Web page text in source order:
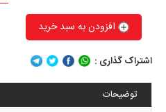
افزودن به سبد خرید
اشتراک گذاری :
توضیحات